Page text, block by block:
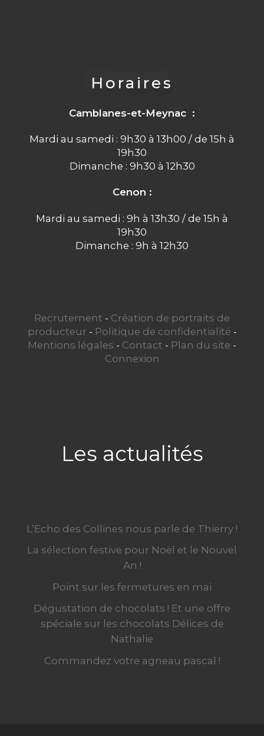
Horaires
Camblanes-et-Meynac :
Mardi au samedi : 9h30 à 13h00 / de 15h à
19h30
Dimanche : 9h30 à 12h30
Cenon :
Mardi au samedi : 9h à 13h30 / de 15h à
19h30
Dimanche : 9h à 12h30
Recrutement - Création de portraits de
producteur - Politique de confidentialité -
Mentions légales - Contact - Plan du site -
Connexion
Les actualités
L’Echo des Collines nous parle de Thierry !
La sélection festive pour Noël et le Nouvel
An !
Point sur les fermetures en mai
Dégustation de chocolats ! Et une offre
spéciale sur les chocolats Délices de
Nathalie
Commandez votre agneau pascal !